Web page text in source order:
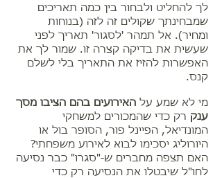
לך להחליט ולבחור בין כמה תאריכים
שמבחינתך שקולים זה לזה (בנוחות
ומחיר). אל תמהר 'לסגור' תאריך לפני
שעשית את בדיקה קצרה זו. שמור לך את
האפשרות להזיז את התאריך בלי לשלם
קנס.
מי לא שמע על האירועים בהם הציבו מסך
ענק רק כדי שהמכורים למשחקי
המונדיאל, הפיינל פור, הסופר בול או
היורוליג יסכימו לבוא לאירוע משפחתי?
האם תצפה מחברים ש-"סגרו" כבר נסיעה
לחו"ל שיבטלו את הנסיעה רק כדי